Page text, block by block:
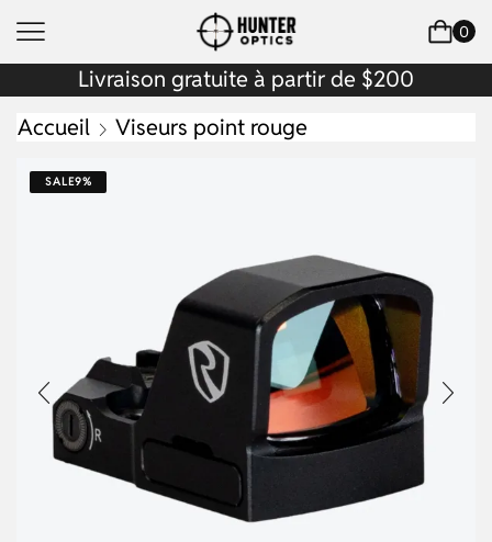
0
Livraison gratuite à partir de $200
Accueil
Viseurs point rouge
SALE9%